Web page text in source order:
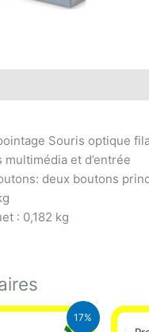
Souris optique
et d’entrée
deux boutons
: 0,182 kg
17%
Le